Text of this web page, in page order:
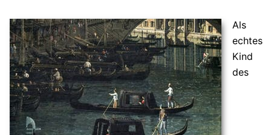
Als
echtes
Kind
des